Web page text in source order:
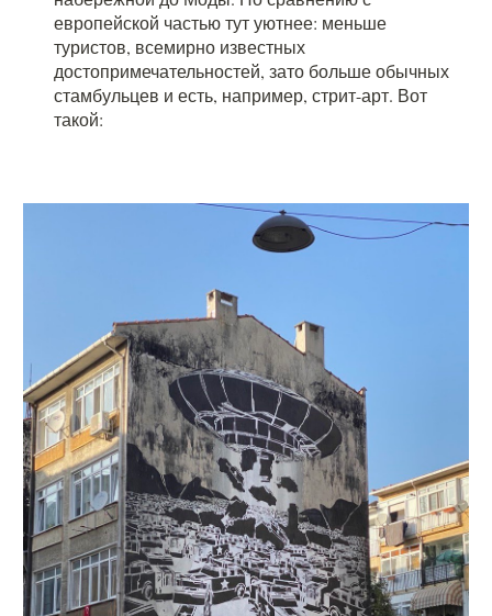
европейской частью тут уютнее: меньше
туристов, всемирно известных
достопримечательностей, зато больше обычных
стамбульцев и есть, например, стрит-арт. Вот
такой: